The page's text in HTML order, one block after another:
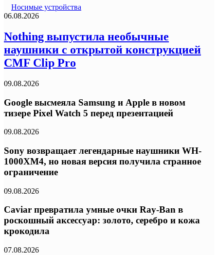
Носимые устройства
06.08.2026
Nothing выпустила необычные
наушники с открытой конструкцией
CMF Clip Pro
09.08.2026
Google высмеяла Samsung и Apple в новом
тизере Pixel Watch 5 перед презентацией
09.08.2026
Sony возвращает легендарные наушники WH-
1000XM4, но новая версия получила странное
ограничение
09.08.2026
Caviar превратила умные очки Ray-Ban в
роскошный аксессуар: золото, серебро и кожа
крокодила
07.08.2026